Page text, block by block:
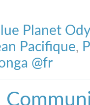
Planet
Pacifique,
@fr